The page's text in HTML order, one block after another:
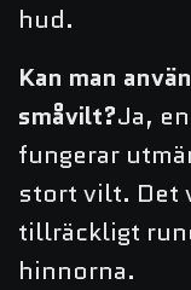
hud.
Kan man
småvilt?Ja,
fungerar
stort vilt. Det
tillräckligt
hinnorna.